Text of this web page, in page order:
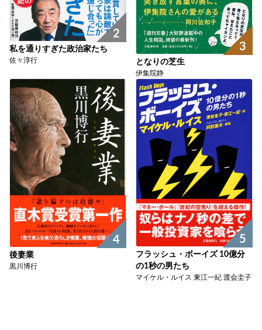
2
私を通りすぎた政治家たち
佐々淳行
3
となりの芝生
伊集院静
4
後妻業
黒川博行
5
フラッシュ・ボーイズ 10億分
の1秒の男たち
マイケル・ルイス 東江一紀 渡会圭子